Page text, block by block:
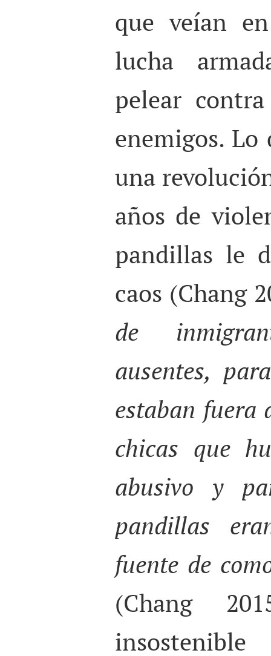
que veían
lucha
pelear
enemigos. Lo
una
años de
pandillas le
caos (Chang
de
ausentes,
estaban fuera
chicas que
abusivo y
pandillas
fuente de
(Chang